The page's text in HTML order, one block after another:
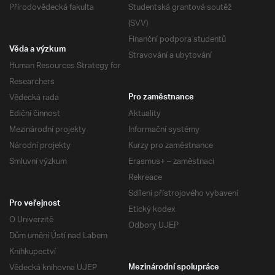
Přírodovědecká fakulta
Studentská grantová soutěž
(SVV)
Finanční podpora studentů
Stravování a ubytování
Věda a výzkum
Human Resources Strategy for
Researchers
Vědecká rada
Ediční činnost
Mezinárodní projekty
Národní projekty
Smluvní výzkum
Pro zaměstnance
Aktuality
Informační systémy
Kurzy pro zaměstnance
Erasmus+ – zaměstnaci
Rekreace
Sdílení přístrojového vybavení
Etický kodex
Odbory UJEP
Pro veřejnost
O Univerzitě
Dům umění Ústí nad Labem
Knihkupectví
Vědecká knihovna UJEP
Mezinárodní spolupráce